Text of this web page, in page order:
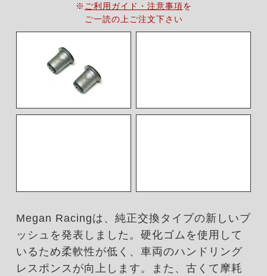
※ ご利用ガイド・注意事項を
ご一読の上ご注文下さい
Megan Racingは、純正交換タイプの新しいブ
ッシュを発表しました。硬化ゴムを使用して
いるため柔軟性が低く、車両のハンドリング
レスポンスが向上します。また、古くて摩耗